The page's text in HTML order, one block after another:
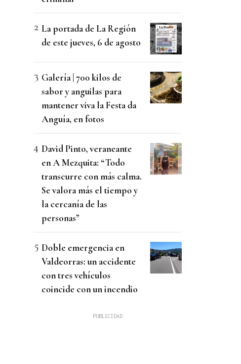
La portada de La Región
de este jueves, 6 de agosto
Galería | 700 kilos de
sabor y anguilas para
mantener viva la Festa da
Anguía, en fotos
David Pinto, veraneante
en A Mezquita: “Todo
transcurre con más calma.
Se valora más el tiempo y
la cercanía de las
personas”
Doble emergencia en
Valdeorras: un accidente
con tres vehículos
coincide con un incendio